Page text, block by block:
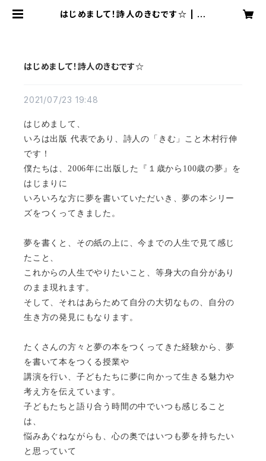
はじめまして！詩人のきむです☆ | い
はじめまして！詩人のきむです☆
2021/07/23 19:48
はじめまして、
いろは出版 代表であり、詩人の「きむ」こと木村行伸
です！
僕たちは、2006年に出版した『１歳から100歳の夢』を
はじまりに
いろいろな方に夢を書いていただいき、夢の本シリー
ズをつくってきました。
夢を書くと、その紙の上に、今までの人生で見て感じ
たこと、
これからの人生でやりたいこと、等身大の自分があり
のまま現れます。
そして、それはあらためて自分の大切なもの、自分の
生き方の発見にもなります。
たくさんの方々と夢の本をつくってきた経験から、夢
を書いて本をつくる授業や
講演を行い、子どもたちに夢に向かって生きる魅力や
考え方を伝えています。
子どもたちと語り合う時間の中でいつも感じること
は、
悩みあぐねながらも、心の奥ではいつも夢を持ちたい
と思っていて